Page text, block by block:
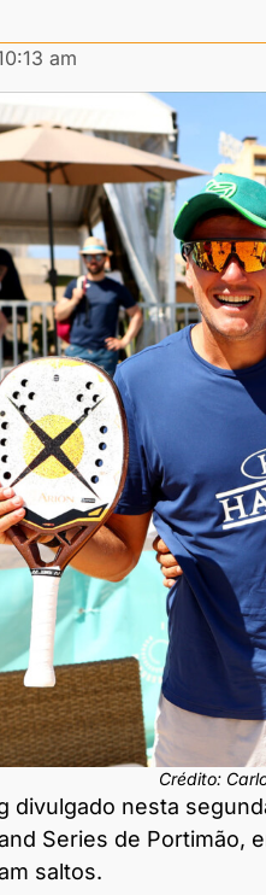
am
Crédito:
divulgado nesta
Series de Portimão,
saltos.